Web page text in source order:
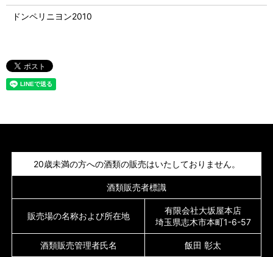
ドンペリニヨン2010
20歳未満の方への酒類の販売はいたしておりません。
酒類販売者標識
販売場の名称および所在地
有限会社大坂屋本店
埼玉県志木市本町1-6-57
酒類販売管理者氏名 飯田 彰太